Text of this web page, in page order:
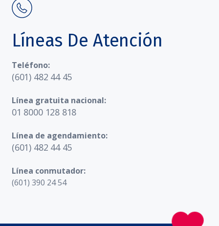
Líneas De Atención
Teléfono:
(601) 482 44 45
Línea gratuita nacional:
01 8000 128 818
Línea de agendamiento:
(601) 482 44 45
Línea conmutador:
(601) 390 24 54